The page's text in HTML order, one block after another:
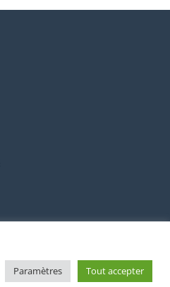
Paramètres Tout accepter